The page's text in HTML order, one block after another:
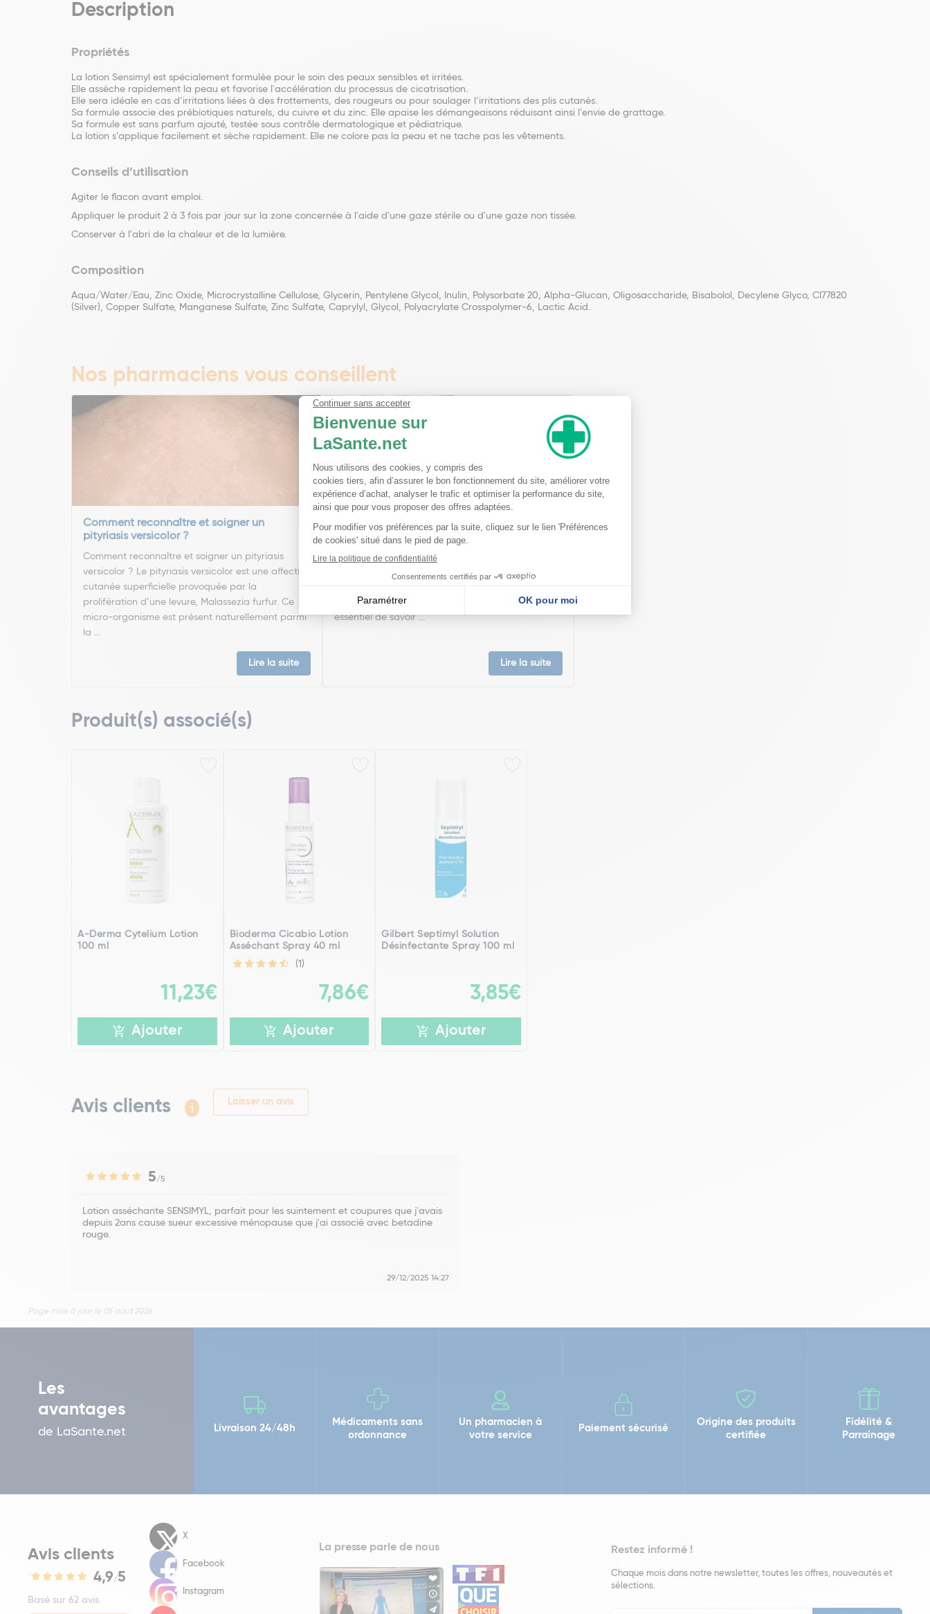
Description
Propriétés
La lotion Sensimyl est spécialement formulée pour le soin des peaux sensibles et irritées.
Elle assèche rapidement la peau et favorise l'accélération du processus de cicatrisation.
Elle sera idéale en cas d’irritations liées à des frottements, des rougeurs ou pour soulager l’irritations des plis cutanés.
Sa formule associe des prébiotiques naturels, du cuivre et du zinc. Elle apaise les démangeaisons réduisant ainsi l’envie de grattage.
Sa formule est sans parfum ajouté, testée sous contrôle dermatologique et pédiatrique.
La lotion s’applique facilement et sèche rapidement. Elle ne colore pas la peau et ne tache pas les vêtements.
Conseils d’utilisation
Agiter le flacon avant emploi.
Appliquer le produit 2 à 3 fois par jour sur la zone concernée à l'aide d'une gaze stérile ou d'une gaze non tissée.
Conserver à l'abri de la chaleur et de la lumière.
Composition
Aqua/Water/Eau, Zinc Oxide, Microcrystalline Cellulose, Glycerin, Pentylene Glycol, Inulin, Polysorbate 20, Alpha-Glucan, Oligosaccharide, Bisabolol, Decylene Glyco, CI77820
(Silver), Copper Sulfate, Manganese Sulfate, Zinc Sulfate, Caprylyl, Glycol, Polyacrylate Crosspolymer-6, Lactic Acid.
Nos pharmaciens vous conseillent
Comment reconnaître et soigner un
pityriasis versicolor ?
Comment reconnaître et soigner un pityriasis
versicolor ? Le pityriasis versicolor est une affection
cutanée superficielle provoquée par la
prolifération d’une levure, Malassezia furfur. Ce
micro-organisme est présent naturellement parmi
la ...
Lire la suite
Démangeaisons, picotements, irritations…
Nos conseils
Démangeaisons, picotements, irritations… Ces
désagréments cutanés peuvent vite gâcher notre
de peaux sensibles ou d’autres facteurs, il est
essentiel de savoir ...
Lire la suite
Produit(s) associé(s)
A-Derma Cytelium Lotion
100 ml
11,23€
Ajouter
Bioderma Cicabio Lotion
Asséchant Spray 40 ml
(1)
7,86€
Ajouter
Gilbert Septimyl Solution
Désinfectante Spray 100 ml
3,85€
Ajouter
Avis clients 1
Laisser un avis
5/5
Lotion asséchante SENSIMYL, parfait pour les suintement et coupures que j'avais
depuis 2ans cause sueur excessive ménopause que j'ai associé avec betadine
rouge.
29/12/2025 14:27
Page mise à jour le 05 aout 2026
Les
avantages
de LaSante.net Livraison 24/48h
Médicaments sans
ordonnance
Un pharmacien à
votre service
Paiement sécurisé
Origine des produits
certifiée
Fidélité &
Parrainage
Avis clients
4,9/5
Basé sur 62 avis.
X
Facebook
Instagram
La presse parle de nous Restez informé !
Chaque mois dans notre newsletter, toutes les offres, nouveautés et
sélections.